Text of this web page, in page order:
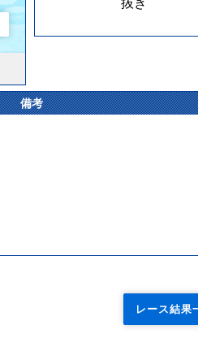
抜き
備考
レース結果